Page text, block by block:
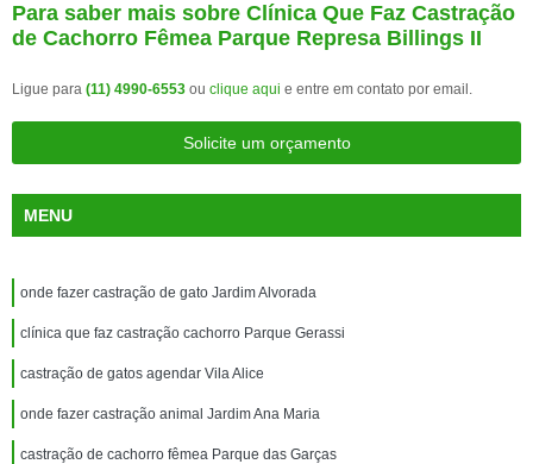
Para saber mais sobre Clínica Que Faz Castração
de Cachorro Fêmea Parque Represa Billings II
Ligue para (11) 4990-6553 ou clique aqui e entre em contato por email.
Solicite um orçamento
MENU
onde fazer castração de gato Jardim Alvorada
clínica que faz castração cachorro Parque Gerassi
castração de gatos agendar Vila Alice
onde fazer castração animal Jardim Ana Maria
castração de cachorro fêmea Parque das Garças